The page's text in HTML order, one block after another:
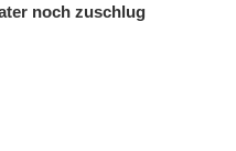
noch zuschlug